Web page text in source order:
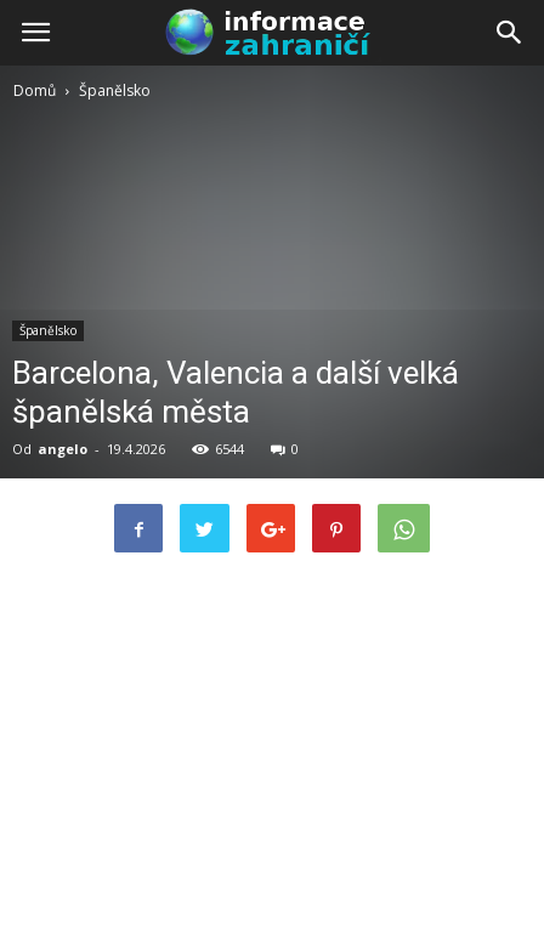
Domů Španělsko
Španělsko
Barcelona, Valencia a další velká
španělská města
Od angelo - 19.4.2026 6544 0